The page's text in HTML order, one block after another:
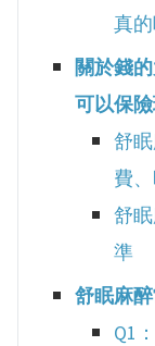
真的
關於錢
可以保
舒
費
舒
準
舒眠麻
Q1